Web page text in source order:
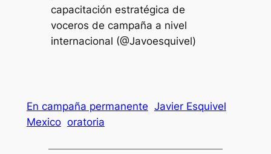
capacitación estratégica de
voceros de campaña a nivel
internacional (@Javoesquivel)
En campaña permanente Javier Esquivel
Mexico oratoria